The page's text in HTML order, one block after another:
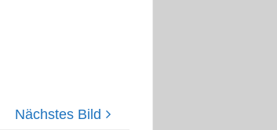
Nächstes Bild